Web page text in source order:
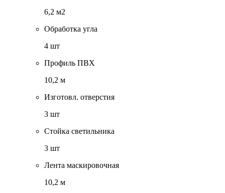
6,2 м2
Обработка угла
4 шт
Профиль ПВХ
10,2 м
Изготовл. отверстия
3 шт
Стойка светильника
3 шт
Лента маскировочная
10,2 м